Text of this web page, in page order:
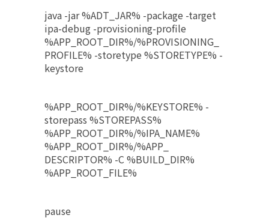
java -jar %ADT_JAR% -package -target
ipa-debug -provisioning-profile
%APP_ROOT_DIR%/%PROVISIONING_
PROFILE% -storetype %STORETYPE% -
keystore
%APP_ROOT_DIR%/%KEYSTORE% -
storepass %STOREPASS%
%APP_ROOT_DIR%/%IPA_NAME%
%APP_ROOT_DIR%/%APP_
DESCRIPTOR% -C %BUILD_DIR%
%APP_ROOT_FILE%
pause